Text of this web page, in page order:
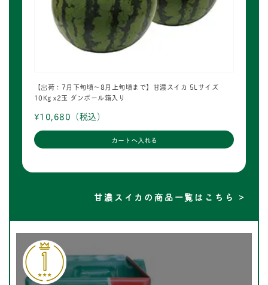
【出荷：7月下旬頃～8月上旬頃まで】甘濃スイカ 5Lサイズ
10Kg x2玉 ダンボール箱入り
¥10,680 （税込）
甘濃スイカの商品一覧はこちら >